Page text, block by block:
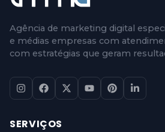
Agência de marketing digital
e médias empresas com
com estratégias que geram
SERVIÇOS